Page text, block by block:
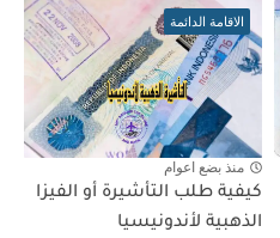
الاقامة الدائمة
منذ بضع اعوام
كيفية طلب التأشيرة أو الفيزا
الذهبية لأندونيسيا